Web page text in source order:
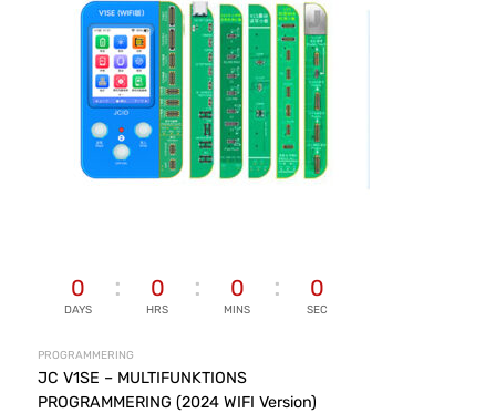
0
DAYS
0
HRS
0
MINS
0
SEC
PROGRAMMERING
JC V1SE – MULTIFUNKTIONS
PROGRAMMERING (2024 WIFI Version)